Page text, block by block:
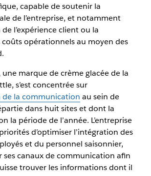
capable de soutenir la
de l’entreprise, et notamment
l’expérience client ou la
opérationnels au moyen des
une marque de crème glacée de la
s’est concentrée sur
la communication au sein de
dans huit sites et dont la
la période de l’année. L’entreprise
d’optimiser l’intégration des
et du personnel saisonnier,
ses canaux de communication afin
trouver les informations dont il